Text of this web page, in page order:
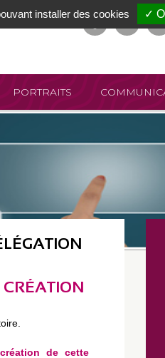
PORTRAITS
de cette
installer des cookies ✓